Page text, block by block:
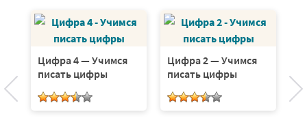
Цифра 4 — Учимся
писать цифры
Цифра 2 — Учимся
писать цифры